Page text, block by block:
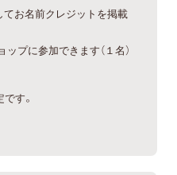
お名前クレジットを掲載
ップに参加できます（１名）
す。